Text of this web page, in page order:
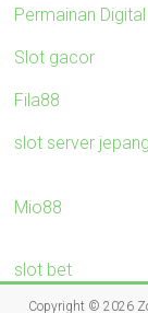
Permainan Digital
Slot gacor
Fila88
slot server jepang
Mio88
slot bet
Copyright © 2026